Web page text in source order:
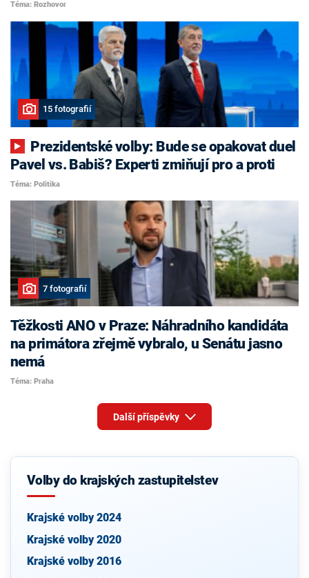
Téma: Rozhovor
15 fotografií
Pavel vs. Babiš? Experti zmiňují pro a proti
Téma: Politika
7 fotografií
Těžkosti ANO v Praze: Náhradního kandidáta
na primátora zřejmě vybralo, u Senátu jasno
nemá
Téma: Praha
Další příspěvky
Volby do krajských zastupitelstev
Krajské volby 2024
Krajské volby 2020
Krajské volby 2016